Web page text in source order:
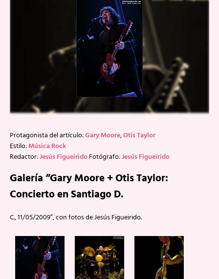
Protagonista del artículo:Gary Moore,Otis Taylor
Estilo:Música Rock
Redactor:Jesús FigueiridoFotógrafo:Jesús Figueirido
Galería “Gary Moore + Otis Taylor:
Concierto en Santiago D.
C., 11/05/2009”, con fotos de Jesús Figueirido.